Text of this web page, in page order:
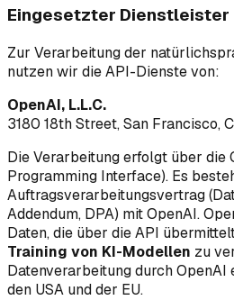
Eingesetzter Dienstleister
Zur Verarbeitung der
nutzen wir die API-Dienste von:
OpenAI, L.L.C.
3180 18th Street, San Francisco,
Die Verarbeitung erfolgt über die
Programming Interface). Es
Auftragsverarbeitungsvertrag
Addendum, DPA) mit OpenAI.
Daten, die über die API
Training von KI-Modellen zu
Datenverarbeitung durch
den USA und der EU.